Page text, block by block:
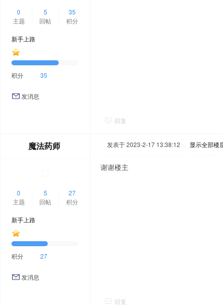
0
主题
5
回帖
35
积分
新手上路
积分 35
发消息
回复
魔法药师
0
主题
5
回帖
27
积分
新手上路
积分 27
发消息
发表于 2023-2-17 13:38:12 显示全部楼
谢谢楼主
回复